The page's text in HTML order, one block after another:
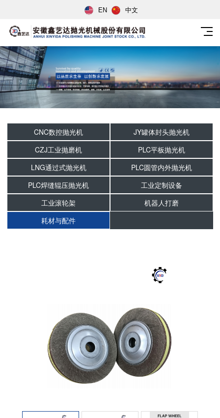
EN 中文
CNC数控抛光机
JY罐体封头抛光机
CZJ工业抛磨机
PLC平板抛光机
LNG通过式抛光机
PLC圆管内外抛光机
PLC焊缝辊压抛光机
工业定制设备
工业滚轮架
机器人打磨
耗材与配件